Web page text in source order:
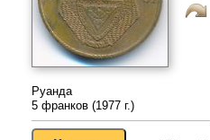
Руанда
5 франков (1977 г.)